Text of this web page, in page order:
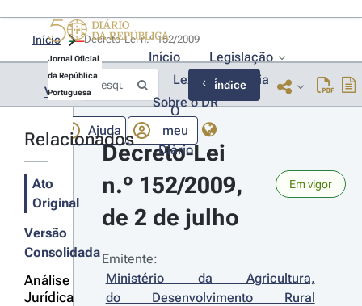
Jornal Oficial
da República
Portuguesa
Início
Legislação
Lexionário
Lia
Sobre o DR
Ajuda
O
meu
Diário
Início
Voltar Índice
Relacionados
Ato
Original
Versão
Consolidada
Análise
Jurídica
Decreto-Lei
n.º 152/2009,
de 2 de julho
Em vigor
Emitente:
Ministério da Agricultura,
do Desenvolvimento Rural